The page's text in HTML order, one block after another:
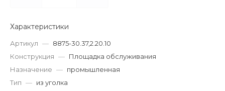
Характеристики
Артикул — 8875-30.37,2.20.10
Конструкция — Площадка обслуживания
Назначение — промышленная
Тип — из уголка